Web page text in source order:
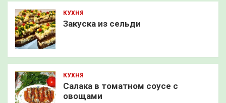
КУХНЯ
Закуска из сельди
КУХНЯ
Салака в томатном соусе с
овощами